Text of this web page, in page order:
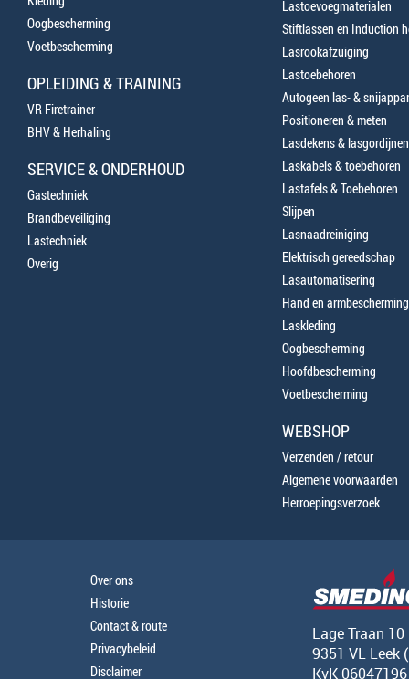
Oogbescherming
Voetbescherming
OPLEIDING & TRAINING
VR Firetrainer
BHV & Herhaling
SERVICE & ONDERHOUD
Gastechniek
Brandbeveiliging
Lastechniek
Overig
Lastoevoegmaterialen
Stiftlassen en Induction
Lasrookafzuiging
Lastoebehoren
Autogeen las- &
Positioneren & meten
Lasdekens & lasgordijnen
Laskabels & toebehoren
Lastafels & Toebehoren
Slijpen
Lasnaadreiniging
Elektrisch gereedschap
Lasautomatisering
Hand en armbescherming
Laskleding
Oogbescherming
Hoofdbescherming
Voetbescherming
WEBSHOP
Verzenden / retour
Algemene voorwaarden
Herroepingsverzoek
Over ons
Historie
Contact & route
Privacybeleid
Disclaimer
Lage Traan 10
9351 VL Leek
KvK 06047196